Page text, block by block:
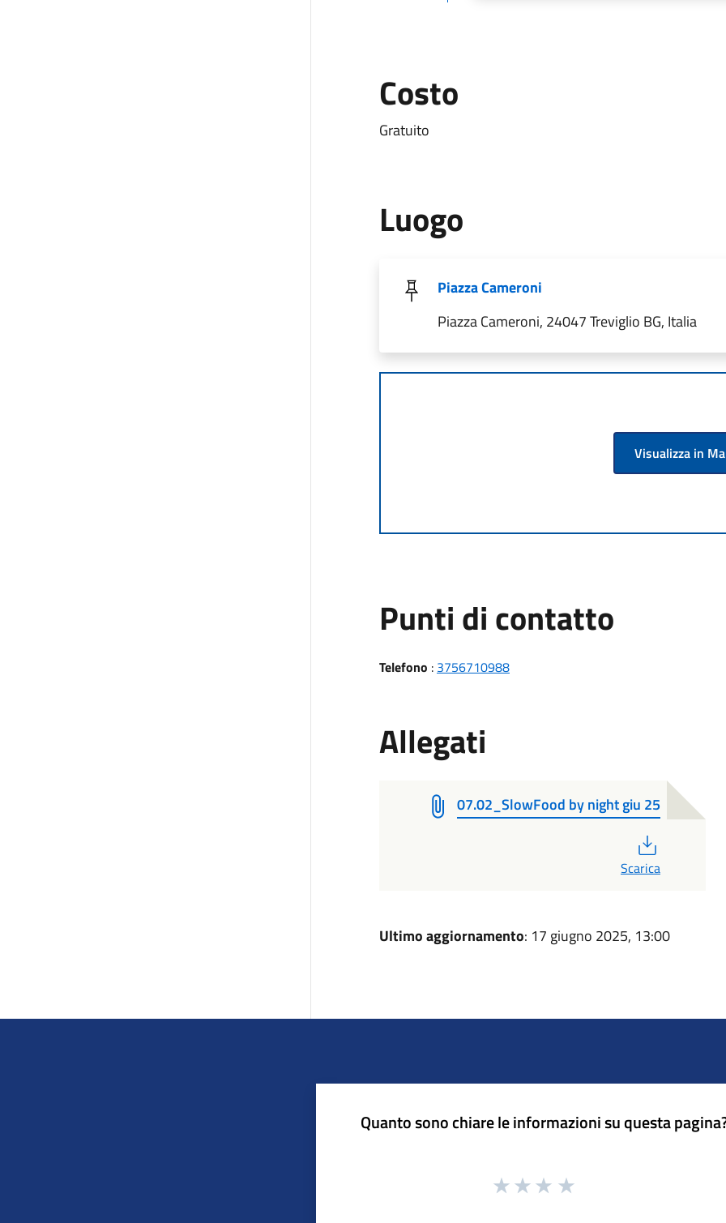
Costo
Gratuito
Luogo
Piazza Cameroni
Piazza Cameroni, 24047 Treviglio BG, Italia
Visualizza in
Punti di contatto
Telefono : 3756710988
Allegati
07.02_SlowFood by night giu 25
Scarica
Ultimo aggiornamento: 17 giugno 2025, 13:00
Quanto sono chiare le informazioni su questa